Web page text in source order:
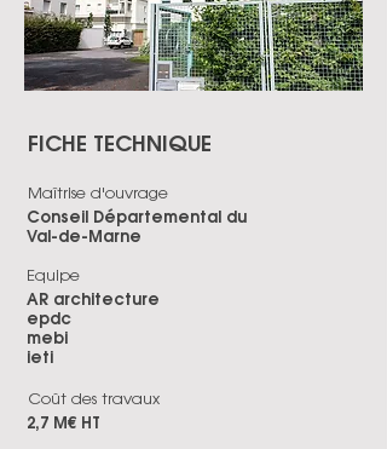
FICHE TECHNIQUE
Maîtrise d'ouvrage
Conseil Départemental du
Val-de-Marne
Equipe
AR architecture
epdc
mebi
ieti
Coût des travaux
2,7 M€ HT